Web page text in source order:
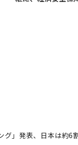
グ」発表、日本は約6